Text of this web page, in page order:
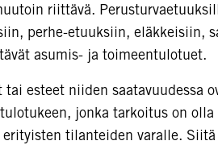
riittävä.
perhe-etuuksiin, eläkkeisiin,
asumis- ja toimeentulotuet.
esteet niiden saatavuudessa
jonka tarkoitus on
tilanteiden varalle.